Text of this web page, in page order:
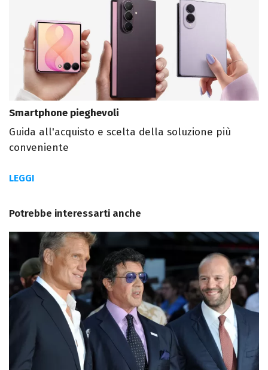
Smartphone pieghevoli
Guida all'acquisto e scelta della soluzione più
conveniente
LEGGI
Potrebbe interessarti anche